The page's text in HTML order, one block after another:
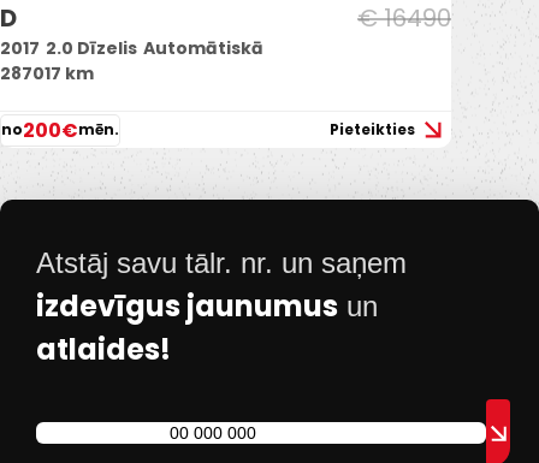
D
€ 16490
2017 2.0 Dīzelis Automātiskā
287017 km
no200€mēn. Pieteikties
Atstāj savu tālr. nr. un saņem
izdevīgus jaunumus un
atlaides!